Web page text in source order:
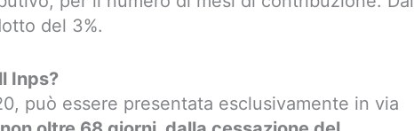
del 3%.
Inps?
può essere presentata esclusivamente in via